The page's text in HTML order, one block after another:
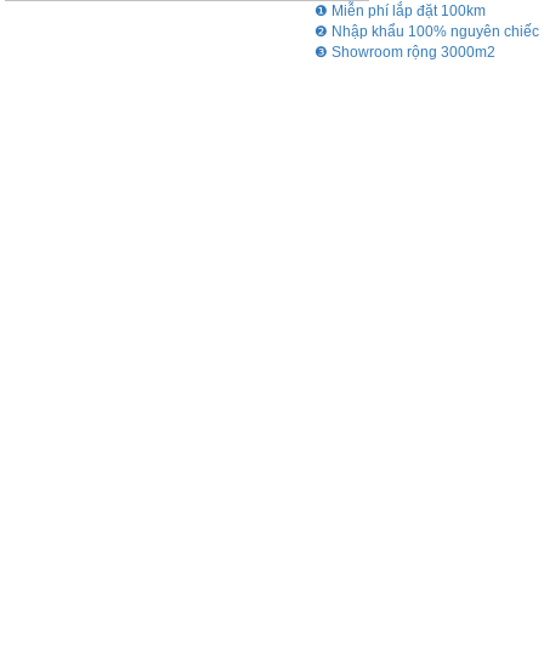
❶ Miễn phí lắp đặt 100km
❷ Nhập khẩu 100% nguyên chiếc
❸ Showroom rộng 3000m2